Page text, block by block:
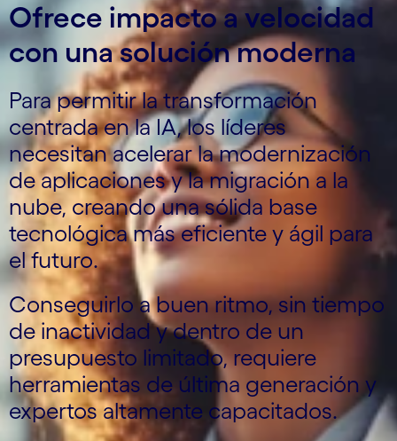
Ofrece impacto a velocidad
con una solución moderna
Para permitir la transformación
centrada en la IA, los líderes
necesitan acelerar la modernización
de aplicaciones y la migración a la
nube, creando una sólida base
tecnológica más eficiente y ágil para
el futuro.
Conseguirlo a buen ritmo, sin tiempo
de inactividad y dentro de un
presupuesto limitado, requiere
herramientas de última generación y
expertos altamente capacitados.